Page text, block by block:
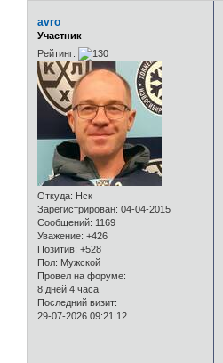
avro
Участник
Рейтинг:
Откуда: Нск
Зарегистрирован: 04-04-2015
Сообщений: 1169
Уважение: +426
Позитив: +528
Пол: Мужской
Провел на форуме:
8 дней 4 часа
Последний визит:
29-07-2026 09:21:12